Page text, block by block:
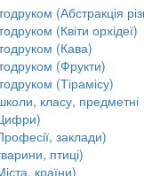
(Абстракція
(Квіти орхідеї)
(Кава)
(Фрукти)
(Тірамісу)
класу, предметні
заклади)
птиці)
країни)